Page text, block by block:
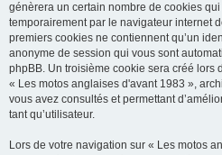
génèrera un certain nombre de cookies
temporairement par le navigateur internet
premiers cookies ne contiennent qu’un
anonyme de session qui vous sont
phpBB. Un troisième cookie sera créé lors
« Les motos anglaises d'avant 1983 »,
vous avez consultés et permettant
tant qu’utilisateur.
Lors de votre navigation sur « Les motos